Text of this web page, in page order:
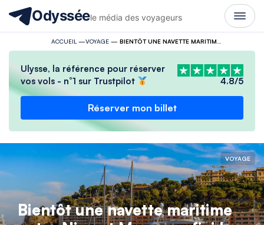
Odysséele média des voyageurs
ACCUEIL —VOYAGE—
Ulysse, la référence pour réserver
vos vols - n°1 sur Trustpilot
4.8/5
Réserver mon billet
VOYAGE
Bientôt une navette maritime